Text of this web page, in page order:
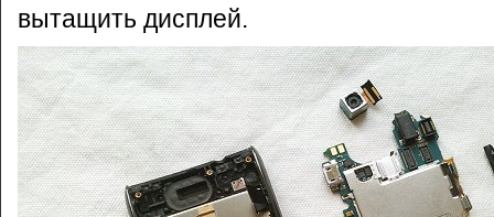
вытащить дисплей.